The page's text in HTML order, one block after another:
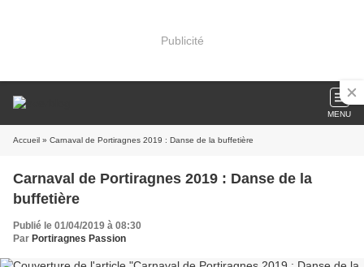
Publicité
MENU
Accueil » Carnaval de Portiragnes 2019 : Danse de la buffetière
Carnaval de Portiragnes 2019 : Danse de la
buffetière
Publié le 01/04/2019 à 08:30
Par Portiragnes Passion